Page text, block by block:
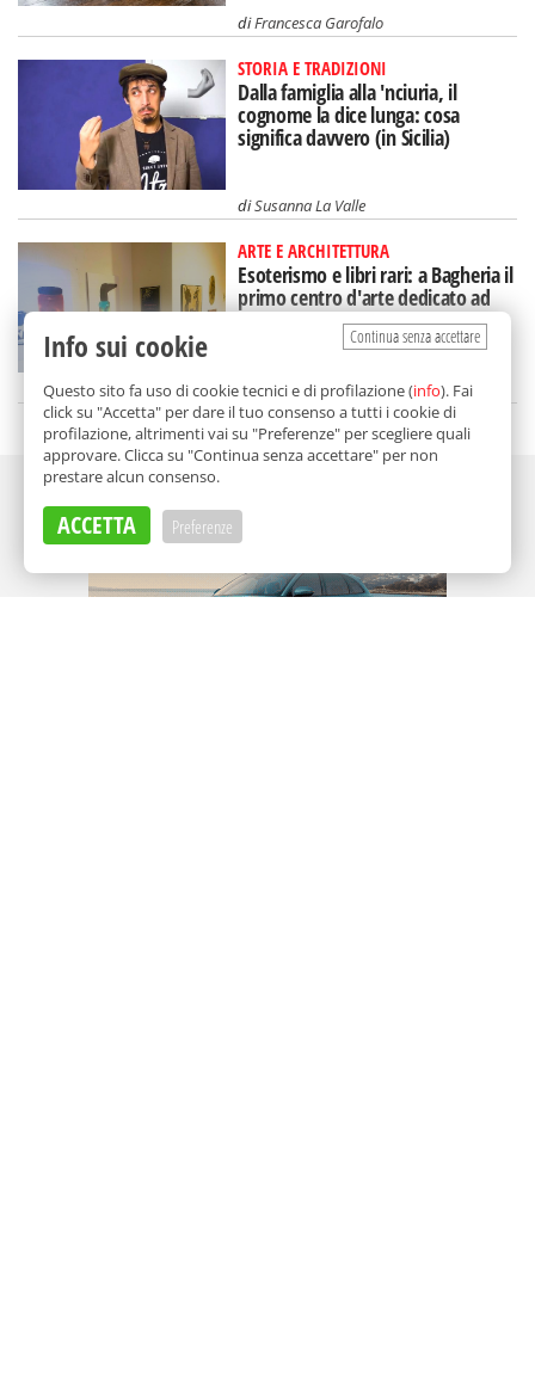
diFrancesca Garofalo
STORIA E TRADIZIONI
Dalla famiglia alla 'nciuria, il
cognome la dice lunga: cosa
significa davvero (in Sicilia)
diSusanna La Valle
ARTE E ARCHITETTURA
Esoterismo e libri rari: a Bagheria il
primo centro d'arte dedicato ad
Aleister Crowley
diRedazione
Continua senza accettare
Info sui cookie
Questo sito fa uso di cookie tecnici e di profilazione (info). Fai
click su "Accetta" per dare il tuo consenso a tutti i cookie di
profilazione, altrimenti vai su "Preferenze" per scegliere quali
approvare. Clicca su "Continua senza accettare" per non
prestare alcun consenso.
ACCETTA Preferenze